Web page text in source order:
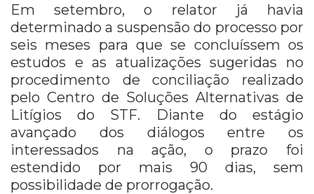
Em setembro, o relator já havia
determinado a suspensão do processo por
seis meses para que se concluíssem os
estudos e as atualizações sugeridas no
procedimento de conciliação realizado
pelo Centro de Soluções Alternativas de
Litígios do STF. Diante do estágio
avançado dos diálogos entre os
interessados na ação, o prazo foi
estendido por mais 90 dias, sem
possibilidade de prorrogação.